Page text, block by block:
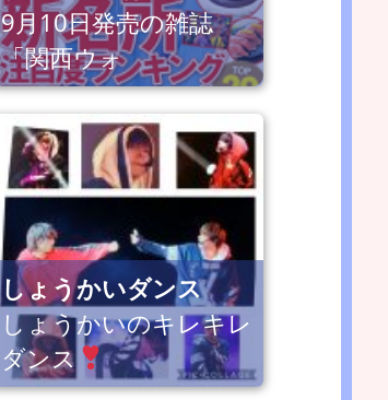
9月10日発売の雑誌
「関西ウォ
しょうかいダンス
しょうかいのキレキレ
ダンス